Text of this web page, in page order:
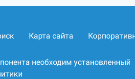
Карта сайта
необходим установленный